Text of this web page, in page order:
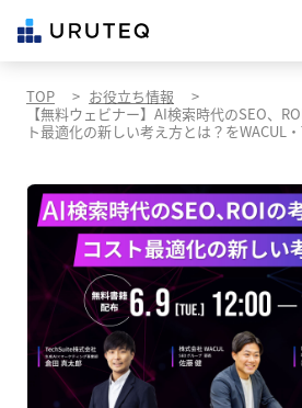
TOP
お役立ち情報
【無料ウェビナー】AI検索時代のSEO、
ト最適化の新しい考え方とは？をWACUL